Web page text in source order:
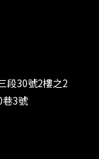
段30號2樓之2
3號